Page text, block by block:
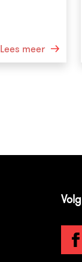
Lees meer